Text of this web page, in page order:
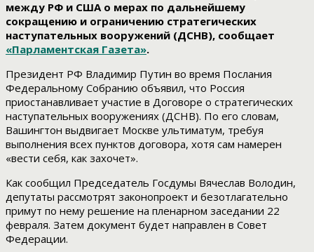
между РФ и США о мерах по дальнейшему
сокращению и ограничению стратегических
наступательных вооружений (ДСНВ), сообщает
«Парламентская Газета».
Президент РФ Владимир Путин во время Послания
Федеральному Собранию объявил, что Россия
приостанавливает участие в Договоре о стратегических
наступательных вооружениях (ДСНВ). По его словам,
Вашингтон выдвигает Москве ультиматум, требуя
выполнения всех пунктов договора, хотя сам намерен
«вести себя, как захочет».
Как сообщил Председатель Госдумы Вячеслав Володин,
депутаты рассмотрят законопроект и безотлагательно
примут по нему решение на пленарном заседании 22
февраля. Затем документ будет направлен в Совет
Федерации.